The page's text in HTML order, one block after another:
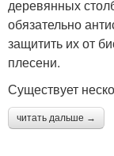
Кирпичная
деревянных
обязательно
защитить их от
плесени.
Существует
читать дальше →